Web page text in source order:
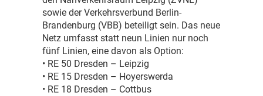
sowie der Verkehrsverbund Berlin-
Brandenburg (VBB) beteiligt sein. Das neue
Netz umfasst statt neun Linien nur noch
fünf Linien, eine davon als Option:
• RE 50 Dresden – Leipzig
• RE 15 Dresden – Hoyerswerda
• RE 18 Dresden – Cottbus